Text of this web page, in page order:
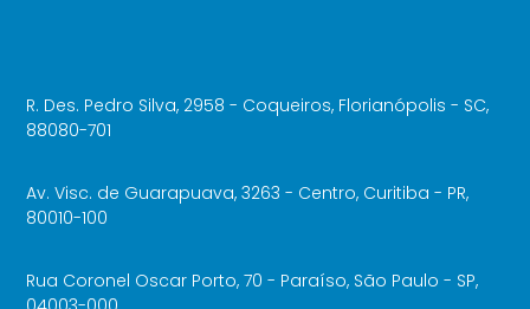
R. Des. Pedro Silva, 2958 - Coqueiros, Florianópolis - SC,
88080-701
Av. Visc. de Guarapuava, 3263 - Centro, Curitiba - PR,
80010-100
Rua Coronel Oscar Porto, 70 - Paraíso, São Paulo - SP,